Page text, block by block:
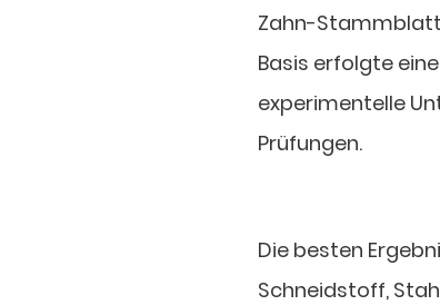
Zahn-
Basis erfolgte
experimentelle
Prüfungen.
Die besten
Schneidstoff,